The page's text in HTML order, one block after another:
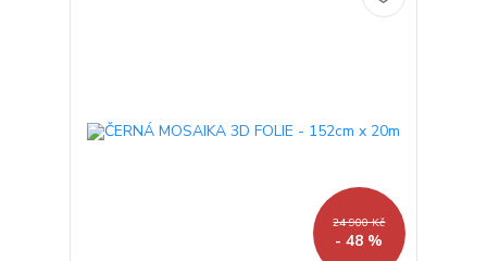
24 900 Kč
- 48 %